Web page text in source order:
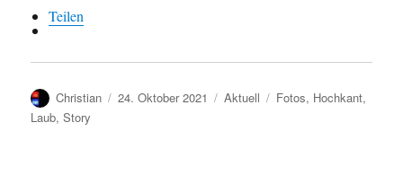
Teilen
Autor
Christian
Veröffentlicht
24. Oktober 2021 Kategorien
Aktuell Schlagwörter
Fotos, Hochkant,
Laub,Story